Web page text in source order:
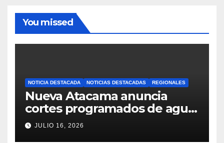
You missed
NOTICIA DESTACADA NOTICIAS DESTACADAS REGIONALES
Nueva Atacama anuncia
cortes programados de agua
potable en Copiapó y
Caldera: revisa fechas,
JULIO 16, 2026